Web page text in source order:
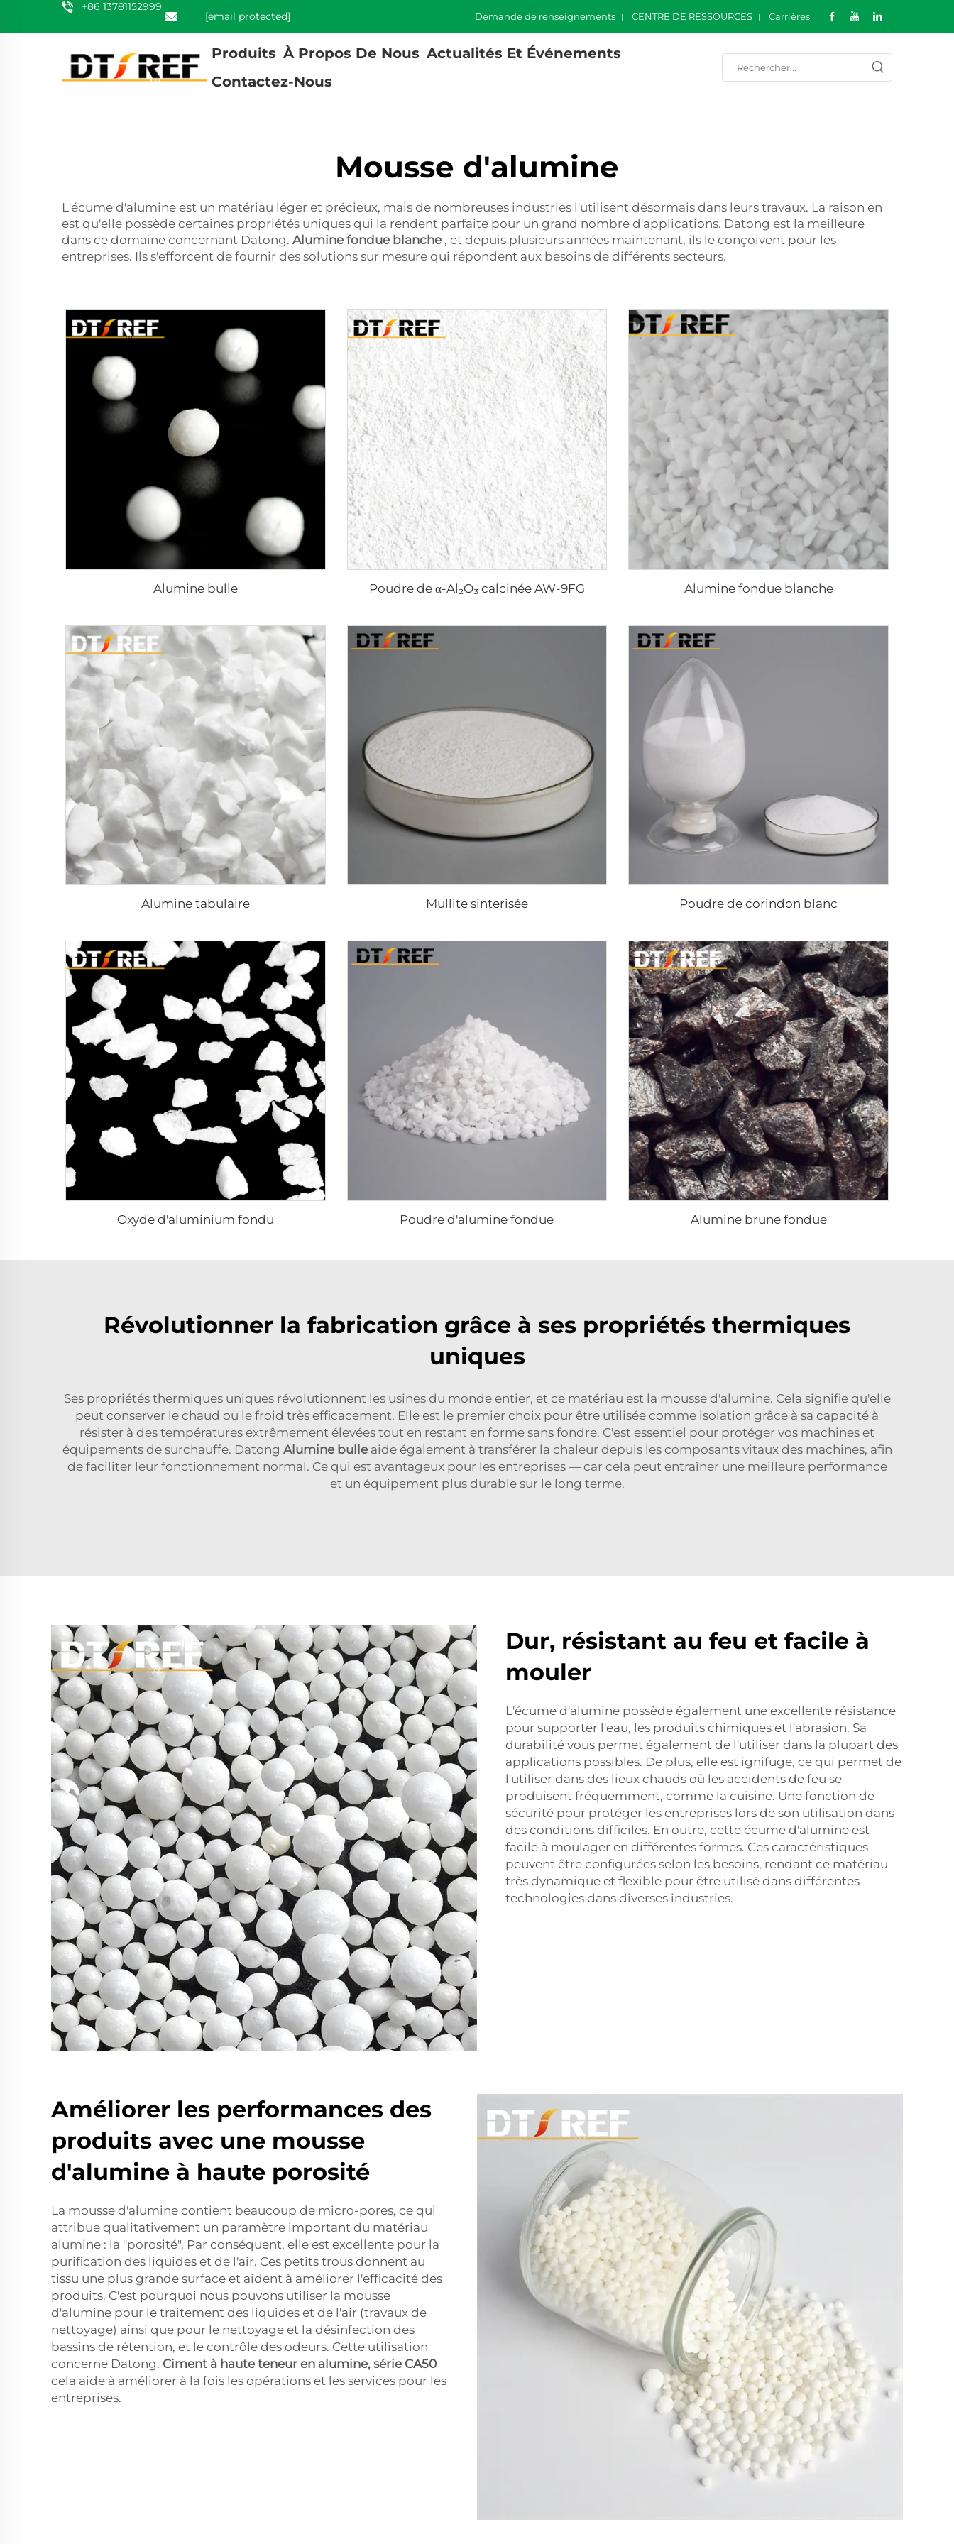
+86 13781152999
[email protected] Demande de renseignements CENTRE DE RESSOURCES Carrières
Produits À Propos De Nous Actualités Et Événements
Contactez-Nous
Mousse d'alumine
L'écume d'alumine est un matériau léger et précieux, mais de nombreuses industries l'utilisent désormais dans leurs travaux. La raison en
est qu'elle possède certaines propriétés uniques qui la rendent parfaite pour un grand nombre d'applications. Datong est la meilleure
dans ce domaine concernant Datong. Alumine fondue blanche , et depuis plusieurs années maintenant, ils le conçoivent pour les
entreprises. Ils s'efforcent de fournir des solutions sur mesure qui répondent aux besoins de différents secteurs.
Alumine bulle Poudre de α-Al₂O₃ calcinée AW-9FG Alumine fondue blanche
Alumine tabulaire Mullite sinterisée Poudre de corindon blanc
Oxyde d'aluminium fondu Poudre d'alumine fondue Alumine brune fondue
Révolutionner la fabrication grâce à ses propriétés thermiques
uniques
Ses propriétés thermiques uniques révolutionnent les usines du monde entier, et ce matériau est la mousse d'alumine. Cela signifie qu'elle
peut conserver le chaud ou le froid très efficacement. Elle est le premier choix pour être utilisée comme isolation grâce à sa capacité à
résister à des températures extrêmement élevées tout en restant en forme sans fondre. C'est essentiel pour protéger vos machines et
équipements de surchauffe. Datong Alumine bulle aide également à transférer la chaleur depuis les composants vitaux des machines, afin
de faciliter leur fonctionnement normal. Ce qui est avantageux pour les entreprises — car cela peut entraîner une meilleure performance
et un équipement plus durable sur le long terme.
Dur, résistant au feu et facile à
mouler
L'écume d'alumine possède également une excellente résistance
pour supporter l'eau, les produits chimiques et l'abrasion. Sa
durabilité vous permet également de l'utiliser dans la plupart des
applications possibles. De plus, elle est ignifuge, ce qui permet de
l'utiliser dans des lieux chauds où les accidents de feu se
produisent fréquemment, comme la cuisine. Une fonction de
sécurité pour protéger les entreprises lors de son utilisation dans
des conditions difficiles. En outre, cette écume d'alumine est
facile à moulager en différentes formes. Ces caractéristiques
peuvent être configurées selon les besoins, rendant ce matériau
très dynamique et flexible pour être utilisé dans différentes
technologies dans diverses industries.
Améliorer les performances des
produits avec une mousse
d'alumine à haute porosité
La mousse d'alumine contient beaucoup de micro-pores, ce qui
attribue qualitativement un paramètre important du matériau
alumine : la "porosité". Par conséquent, elle est excellente pour la
purification des liquides et de l'air. Ces petits trous donnent au
tissu une plus grande surface et aident à améliorer l'efficacité des
produits. C'est pourquoi nous pouvons utiliser la mousse
d'alumine pour le traitement des liquides et de l'air (travaux de
nettoyage) ainsi que pour le nettoyage et la désinfection des
bassins de rétention, et le contrôle des odeurs. Cette utilisation
concerne Datong. Ciment à haute teneur en alumine, série CA50
cela aide à améliorer à la fois les opérations et les services pour les
entreprises.